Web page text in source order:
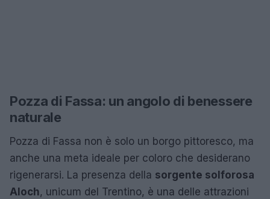
Pozza di Fassa: un angolo di benessere
naturale
Pozza di Fassa non è solo un borgo pittoresco, ma
anche una meta ideale per coloro che desiderano
rigenerarsi. La presenza della sorgente solforosa
Aloch, unicum del Trentino, è una delle attrazioni